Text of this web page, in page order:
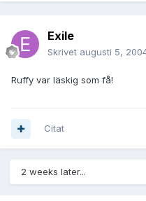
Exile
Skrivet augusti 5,
Ruffy var läskig som få!
Citat
2 weeks later...